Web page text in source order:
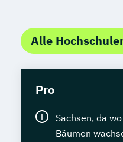
Alle
Pro
Sachsen, da
Bäumen